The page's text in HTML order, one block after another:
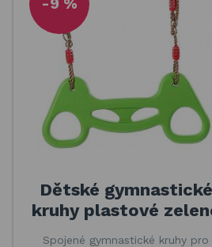
Dětské gymnastické
kruhy plastové
Spojené gymnastické kruhy pro